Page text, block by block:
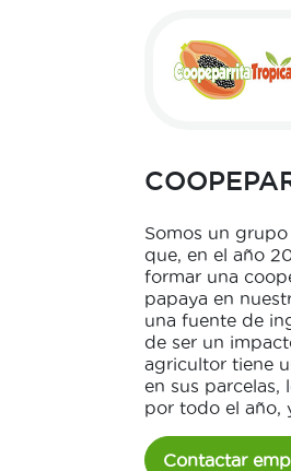
Somos un
que, en el año
formar una
papaya en
una fuente de
de ser un
agricultor tiene
en sus
por todo el año,
Contactar